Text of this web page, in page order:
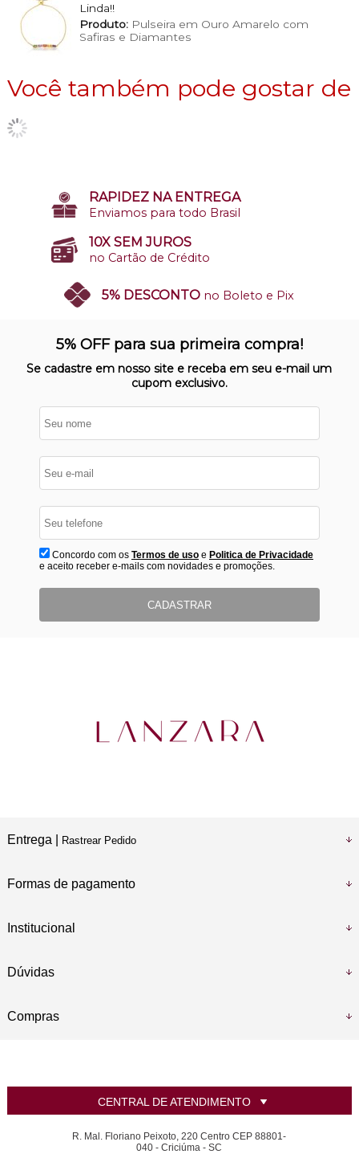
Linda!!
Produto:Pulseira em Ouro Amarelo com
Safiras e Diamantes
Você também pode gostar de
RAPIDEZ NA ENTREGA
Enviamos para todo Brasil
10X SEM JUROS
no Cartão de Crédito
5% DESCONTO no Boleto e Pix
Nosso site opera em ambiente
protegido
5% OFF para sua primeira compra!
Se cadastre em nosso site e receba em seu e-mail um
cupom exclusivo.
Concordo com os Termos de usoe Politica de Privacidade
e aceito receber e-mails com novidades e promoções.
CADASTRAR
Entrega | Rastrear Pedido
Formas de pagamento
Institucional
Dúvidas
Compras
CENTRAL DE ATENDIMENTO
R. Mal. Floriano Peixoto, 220 Centro CEP 88801-
040 - Criciúma - SC